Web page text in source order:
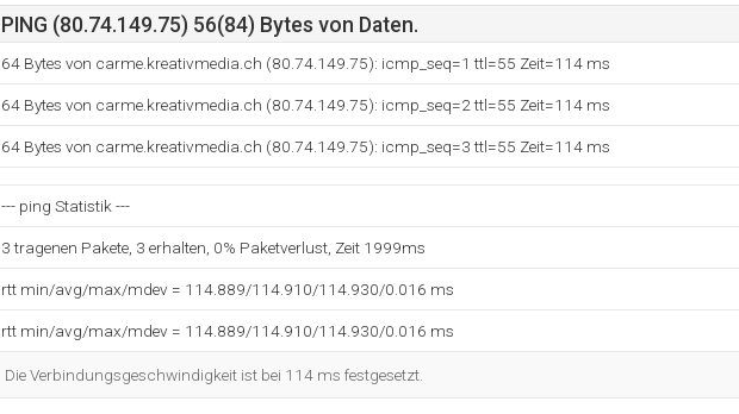
PING (80.74.149.75) 56(84) Bytes von Daten.
64 Bytes von carme.kreativmedia.ch (80.74.149.75): icmp_seq=1 ttl=55 Zeit=114 ms
64 Bytes von carme.kreativmedia.ch (80.74.149.75): icmp_seq=2 ttl=55 Zeit=114 ms
64 Bytes von carme.kreativmedia.ch (80.74.149.75): icmp_seq=3 ttl=55 Zeit=114 ms
--- ping Statistik ---
3 tragenen Pakete, 3 erhalten, 0% Paketverlust, Zeit 1999ms
rtt min/avg/max/mdev = 114.889/114.910/114.930/0.016 ms
rtt min/avg/max/mdev = 114.889/114.910/114.930/0.016 ms
Die Verbindungsgeschwindigkeit ist bei 114 ms festgesetzt.